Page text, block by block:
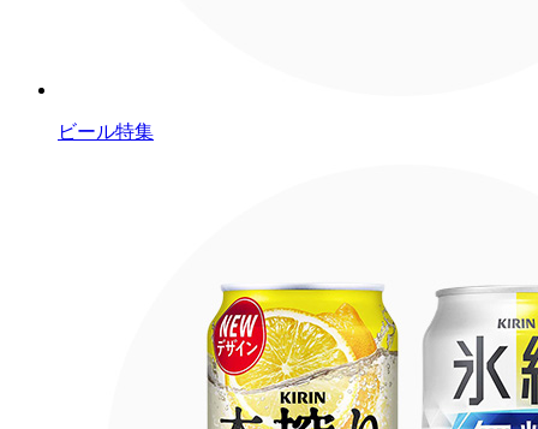
ビール特集